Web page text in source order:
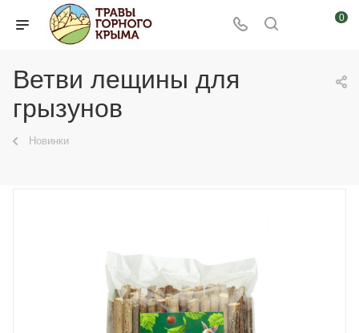
0
Ветви лещины для
грызунов
Новинки